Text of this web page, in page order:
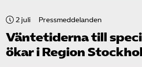
2 juli Pressmeddelanden
Väntetiderna till
ökar i Region